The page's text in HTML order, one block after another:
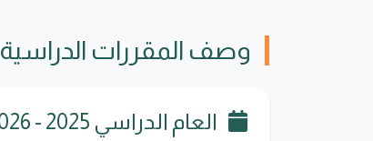
وصف المقررات الدراسية
العام الدراسي 2025 - 2026